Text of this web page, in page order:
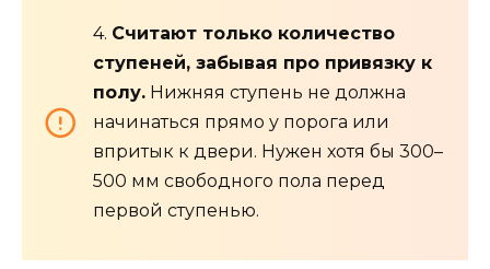
4. Считают только количество
ступеней, забывая про привязку к
полу. Нижняя ступень не должна
начинаться прямо у порога или
впритык к двери. Нужен хотя бы 300–
500 мм свободного пола перед
первой ступенью.